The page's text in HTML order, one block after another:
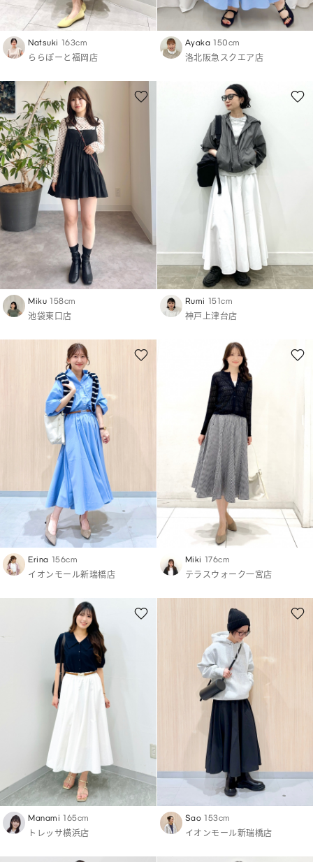
Natsuki 163cm
ららぽーと福岡店
Ayaka 150cm
洛北阪急スクエア店
Miku 158cm
池袋東口店
Rumi 151cm
神戸上津台店
Erina 156cm
イオンモール新瑞橋店
Miki 176cm
テラスウォーク一宮店
Manami 165cm
トレッサ横浜店
Sao 153cm
イオンモール新瑞橋店